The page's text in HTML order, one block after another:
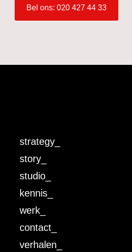
Bel ons: 020 427 44 33
strategy_
story_
studio_
kennis_
werk_
contact_
verhalen_